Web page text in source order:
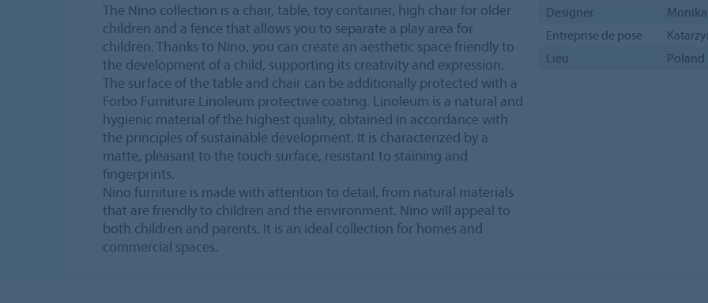
The Nino collection is a chair, table, toy container, high chair for older
children and a fence that allows you to separate a play area for
children. Thanks to Nino, you can create an aesthetic space friendly to
the development of a child, supporting its creativity and expression.
The surface of the table and chair can be additionally protected with a
Forbo Furniture Linoleum protective coating. Linoleum is a natural and
hygienic material of the highest quality, obtained in accordance with
the principles of sustainable development. It is characterized by a
matte, pleasant to the touch surface, resistant to staining and
fingerprints.
Nino furniture is made with attention to detail, from natural materials
that are friendly to children and the environment. Nino will appeal to
both children and parents. It is an ideal collection for homes and
commercial spaces.
Designer
Entreprise de pose
Lieu
Poland